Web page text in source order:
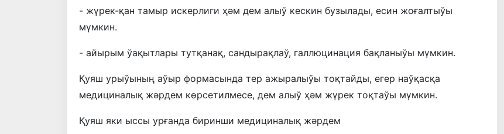
- жүрек-қан тамыр искерлиги ҳәм дем алыў кескин бузылады, есин жоғалтыўы
мүмкин.
- айырым ўақытлары тутқанақ, сандырақлаў, галлюцинация бақланыўы мүмкин.
Қуяш урыўының аўыр формасында тер ажыралыўы тоқтайды, егер наўқасқа
медициналық жәрдем көрсетилмесе, дем алыў ҳәм жүрек тоқтаўы мүмкин.
Қуяш яки ыссы урғанда биринши медициналық жәрдем